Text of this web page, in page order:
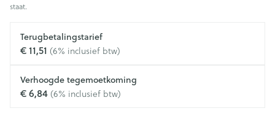
staat.
Terugbetalingstarief
€ 11,51 (6% inclusief btw)
Verhoogde tegemoetkoming
€ 6,84(6% inclusief btw)